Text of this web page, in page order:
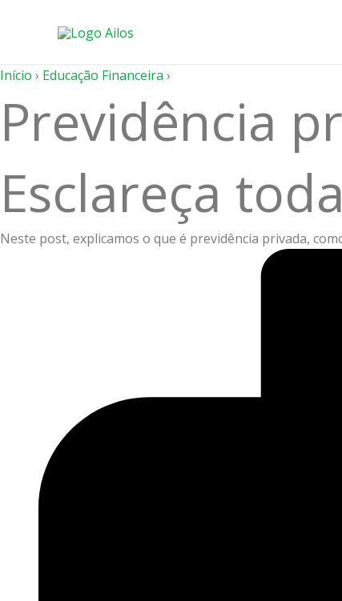
conteúdo
Início › Educação Financeira ›
Previdência
Esclareça
Neste post, explicamos o que é previdência privada,